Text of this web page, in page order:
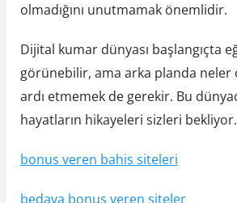
olmadığını unutmamak önemlidir.
Dijital kumar dünyası başlangıçta
görünebilir, ama arka planda neler
ardı etmemek de gerekir. Bu
hayatların hikayeleri sizleri bekliyor.
bonus veren bahis siteleri
bedava bonus veren siteler